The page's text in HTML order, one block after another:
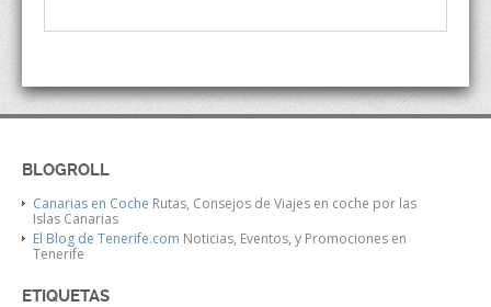
BLOGROLL
Canarias en Coche Rutas, Consejos de Viajes en coche por las
Islas Canarias
El Blog de Tenerife.com Noticias, Eventos, y Promociones en
Tenerife
ETIQUETAS